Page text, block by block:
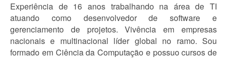
Experiência de 16 anos trabalhando na área de TI
atuando como desenvolvedor de software e
gerenciamento de projetos. Vivência em empresas
nacionais e multinacional líder global no ramo. Sou
formado em Ciência da Computação e possuo cursos de